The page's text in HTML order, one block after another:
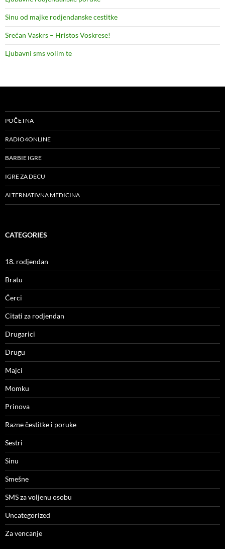
Sinu od majke rodjendanske cestitke
Srećan Vaskrs – Hristos Voskrese!
Ljubavni sms volim te
POČETNA
RADIO4ONLINE
BARBIE IGRE
IGRE ZA DECU
ALTERNATIVNA MEDICINA
CATEGORIES
18. rodjendan
Bratu
Ćerci
Citati za rodjendan
Drugarici
Drugu
Majci
Momku
Prinova
Razne čestitke i poruke
Sestri
Sinu
Smešne
SMS za voljenu osobu
Uncategorized
Za vencanje